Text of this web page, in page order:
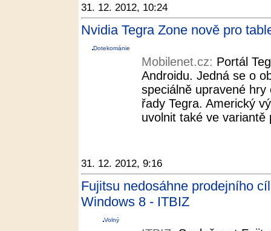
31. 12. 2012, 10:24
Nvidia Tegra Zone nově pro
Dotekománie
Mobilenet.cz: Portál
Androidu. Jedná se o
speciálně upravené
řady Tegra. Americký
uvolnit také ve
31. 12. 2012, 9:16
Fujitsu nedosáhne prodejního
Windows 8 - ITBIZ
Volný